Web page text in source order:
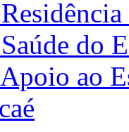
do
ao